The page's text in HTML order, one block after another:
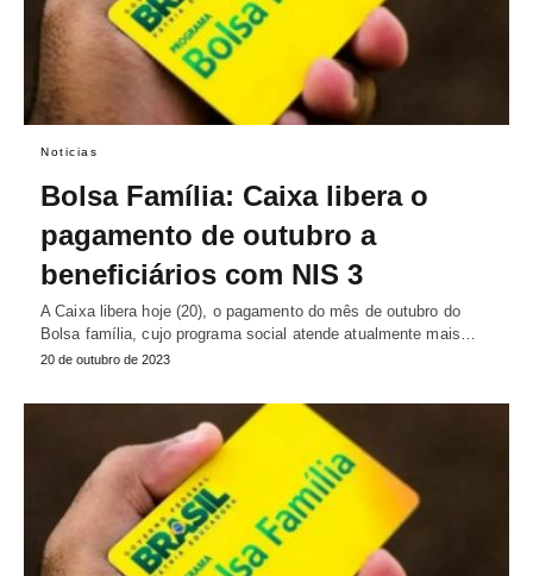
Noticias
Bolsa Família: Caixa libera o
pagamento de outubro a
beneficiários com NIS 3
A Caixa libera hoje (20), o pagamento do mês de outubro do
Bolsa família, cujo programa social atende atualmente mais…
20 de outubro de 2023